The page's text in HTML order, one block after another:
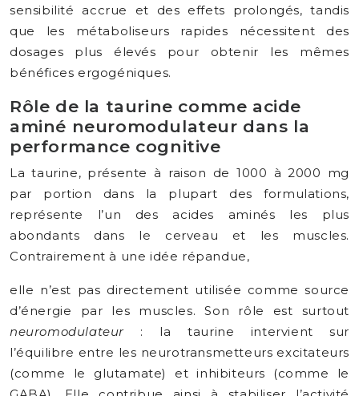
sensibilité accrue et des effets prolongés, tandis
que les métaboliseurs rapides nécessitent des
dosages plus élevés pour obtenir les mêmes
bénéfices ergogéniques.
Rôle de la taurine comme acide
aminé neuromodulateur dans la
performance cognitive
La taurine, présente à raison de 1000 à 2000 mg
par portion dans la plupart des formulations,
représente l’un des acides aminés les plus
abondants dans le cerveau et les muscles.
Contrairement à une idée répandue,
elle n’est pas directement utilisée comme source
d’énergie par les muscles. Son rôle est surtout
neuromodulateur : la taurine intervient sur
l’équilibre entre les neurotransmetteurs excitateurs
(comme le glutamate) et inhibiteurs (comme le